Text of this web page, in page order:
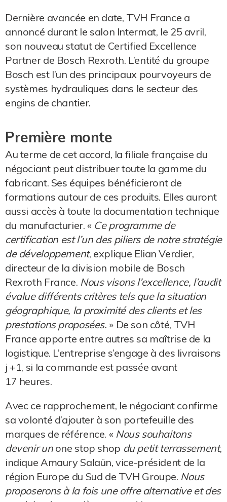
Dernière avancée en date, TVH France a
annoncé durant le salon Intermat, le 25 avril,
son nouveau statut de Certified Excellence
Partner de Bosch Rexroth. L’entité du groupe
Bosch est l’un des principaux pourvoyeurs de
systèmes hydrauliques dans le secteur des
engins de chantier.
Première monte
Au terme de cet accord, la filiale française du
négociant peut distribuer toute la gamme du
fabricant. Ses équipes bénéficieront de
formations autour de ces produits. Elles auront
aussi accès à toute la documentation technique
du manufacturier. « Ce programme de
certification est l’un des piliers de notre stratégie
de développement, explique Elian Verdier,
directeur de la division mobile de Bosch
Rexroth France. Nous visons l’excellence, l’audit
évalue différents critères tels que la situation
géographique, la proximité des clients et les
prestations proposées.» De son côté, TVH
France apporte entre autres sa maîtrise de la
logistique. L’entreprise s’engage à des livraisons
j +1, si la commande est passée avant
17 heures.
Avec ce rapprochement, le négociant confirme
sa volonté d’ajouter à son portefeuille des
marques de référence. « Nous souhaitons
devenir un one stop shop du petit terrassement,
indique Amaury Salaün, vice-président de la
région Europe du Sud de TVH Groupe. Nous
proposerons à la fois une offre alternative et des